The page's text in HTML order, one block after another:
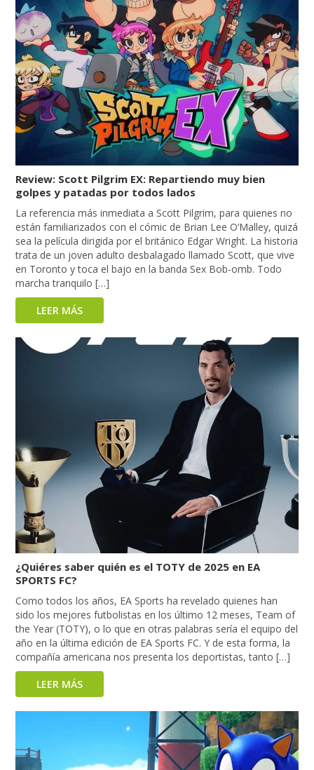
Review: Scott Pilgrim EX: Repartiendo muy bien
golpes y patadas por todos lados
La referencia más inmediata a Scott Pilgrim, para quienes no
están familiarizados con el cómic de Brian Lee O’Malley, quizá
sea la película dirigida por el británico Edgar Wright. La historia
trata de un joven adulto desbalagado llamado Scott, que vive
en Toronto y toca el bajo en la banda Sex Bob-omb. Todo
marcha tranquilo […]
LEER MÁS
¿Quiéres saber quién es el TOTY de 2025 en EA
SPORTS FC?
Como todos los años, EA Sports ha revelado quienes han
sido los mejores futbolistas en los último 12 meses, Team of
the Year (TOTY), o lo que en otras palabras sería el equipo del
año en la última edición de EA Sports FC. Y de esta forma, la
compañía americana nos presenta los deportistas, tanto […]
LEER MÁS